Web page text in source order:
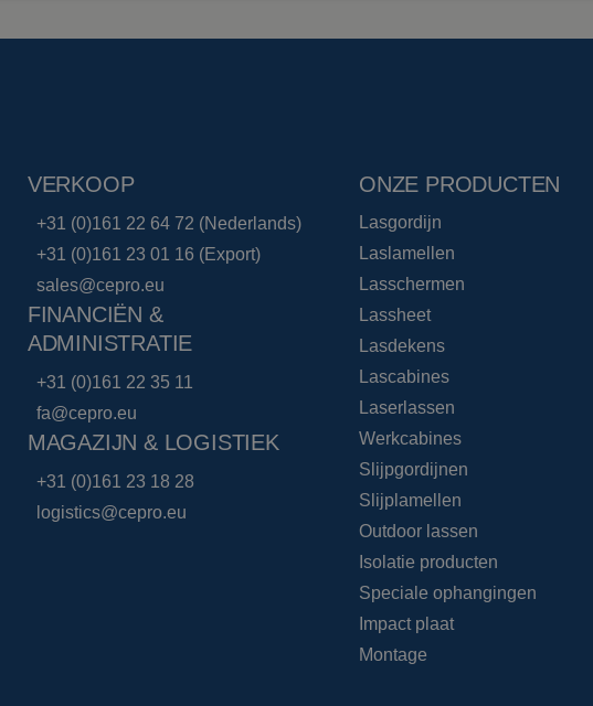
VERKOOP
+31 (0)161 22 64 72 (Nederlands)
+31 (0)161 23 01 16 (Export)
sales@cepro.eu
FINANCIËN &
ADMINISTRATIE
+31 (0)161 22 35 11
fa@cepro.eu
MAGAZIJN & LOGISTIEK
+31 (0)161 23 18 28
logistics@cepro.eu
ONZE PRODUCTEN
Lasgordijn
Laslamellen
Lasschermen
Lassheet
Lasdekens
Lascabines
Laserlassen
Werkcabines
Slijpgordijnen
Slijplamellen
Outdoor lassen
Isolatie producten
Speciale ophangingen
Impact plaat
Montage